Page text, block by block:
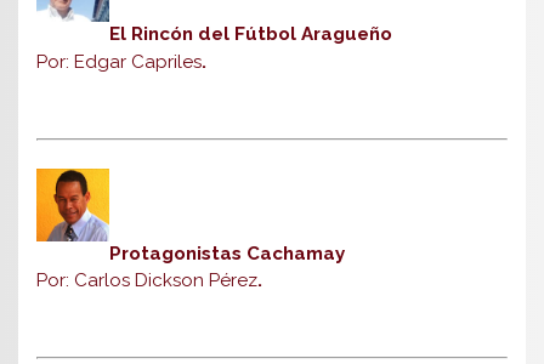
El Rincón del Fútbol Aragueño
Por: Edgar Capriles.
Protagonistas Cachamay
Por: Carlos Dickson Pérez.